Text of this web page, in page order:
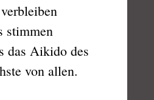
stimmen
das Aikido des
von allen.